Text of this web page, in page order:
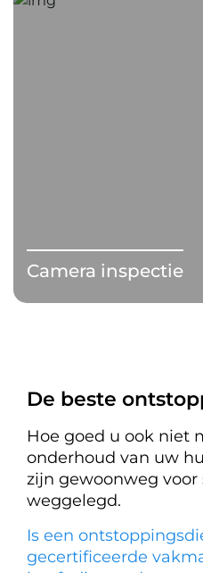
Camera inspectie
De beste
Hoe goed u ook niet
onderhoud van uw
zijn gewoonweg voor
weggelegd.
Is een
gecertificeerde